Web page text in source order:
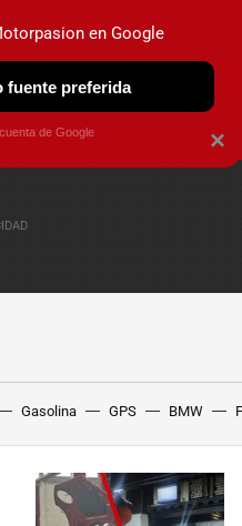
OBSERVATORIO
Gasolina GPS BMW
×
en Google
fuente preferida
de Google